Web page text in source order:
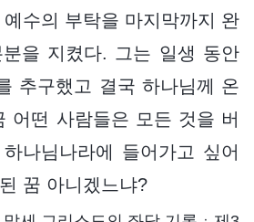
수의 부탁을 마지막까지 완
을 지켰다. 그는 일생 동안
추구했고 결국 하나님께 온
어떤 사람들은 모든 것을 버
나님나라에 들어가고 싶어
꿈 아니겠느냐?